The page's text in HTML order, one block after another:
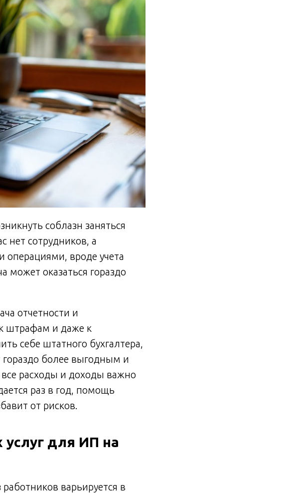
соблазн заняться
нет сотрудников, а
операциями, вроде учета
может оказаться гораздо
отчетности и
штрафам и даже к
себе штатного бухгалтера,
гораздо более выгодным и
расходы и доходы важно
раз в год, помощь
от рисков.
услуг для ИП на
варьируется в